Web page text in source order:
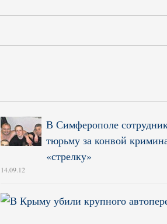
В Симферополе
тюрьму за конвой
«стрелку»
14.09.12